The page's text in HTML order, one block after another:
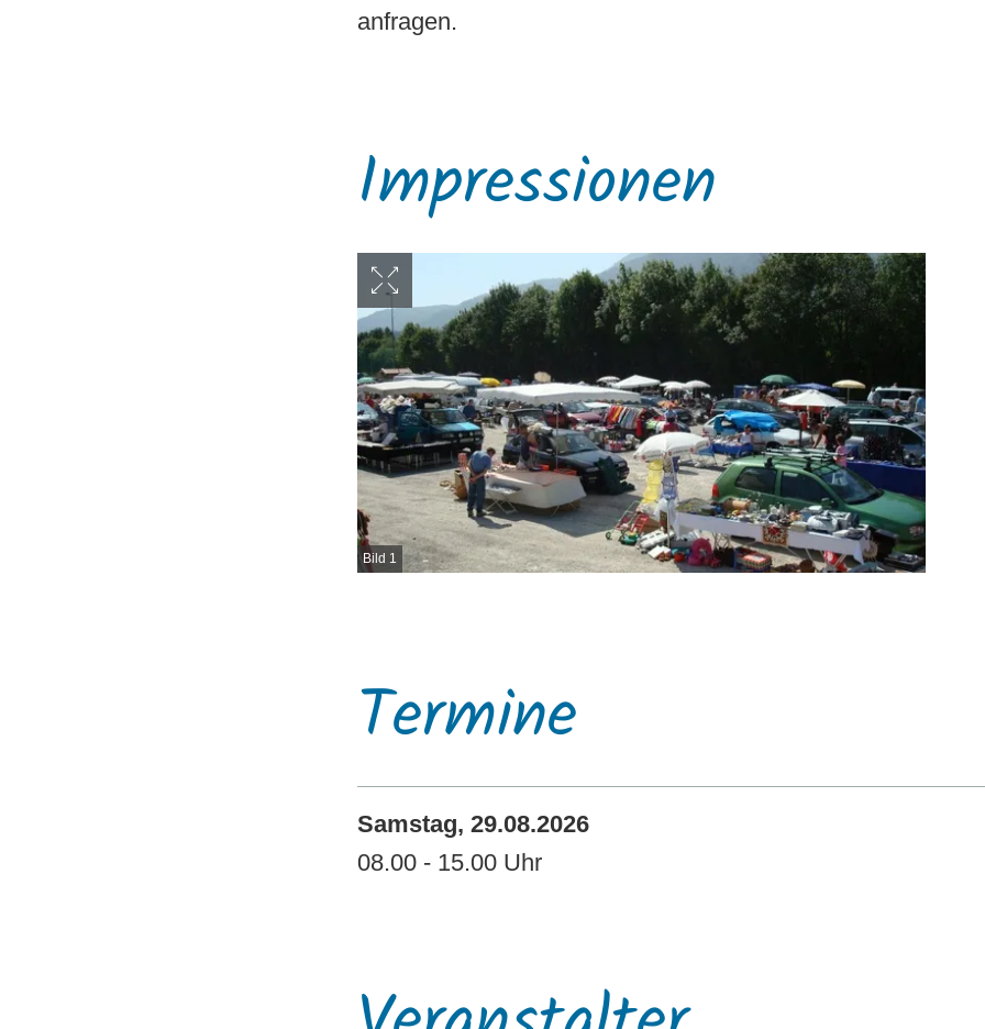
anfragen.
Impressionen
Bild 1
Termine
Samstag, 29.08.2026
08.00 - 15.00 Uhr